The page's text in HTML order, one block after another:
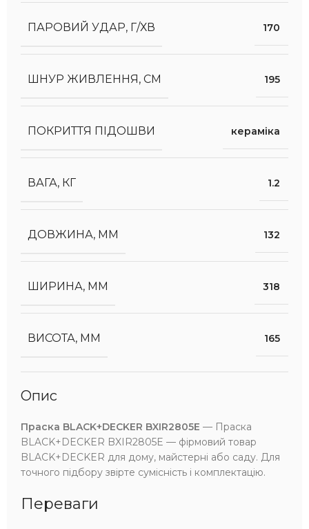
ПАРОВИЙ УДАР, Г/ХВ 170
ШНУР ЖИВЛЕННЯ, СМ 195
ПОКРИТТЯ ПІДОШВИ кераміка
ВАГА, КГ 1.2
ДОВЖИНА, ММ 132
ШИРИНА, ММ 318
ВИСОТА, ММ 165
Опис
Праска BLACK+DECKER BXIR2805E — Праска
BLACK+DECKER BXIR2805E — фірмовий товар
BLACK+DECKER для дому, майстерні або саду. Для
точного підбору звірте сумісність і комплектацію.
Переваги